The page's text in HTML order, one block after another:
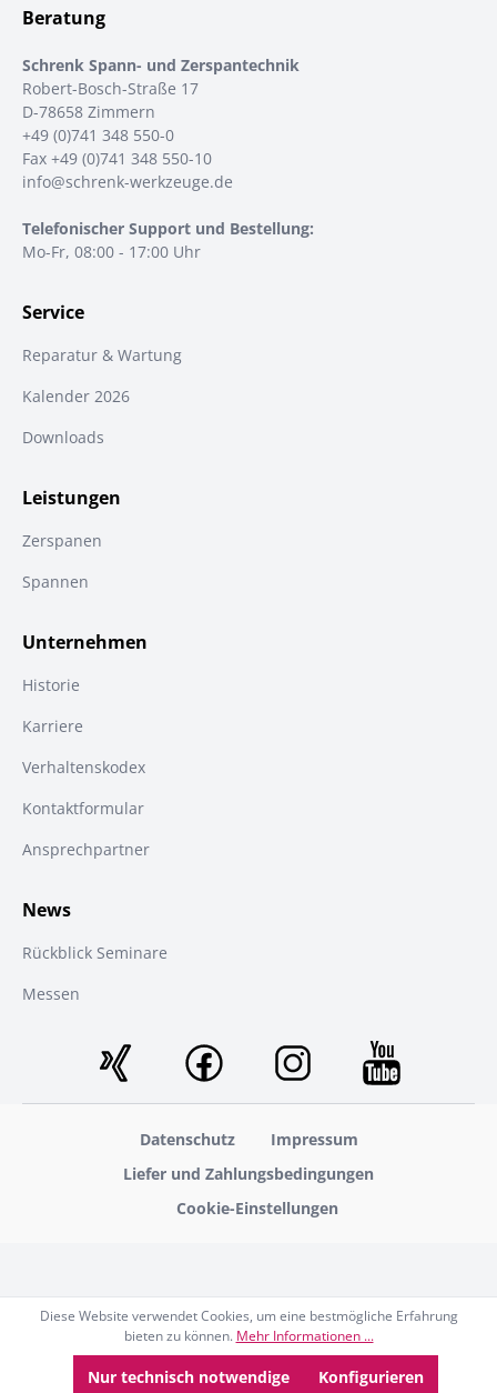
Beratung
Schrenk Spann- und Zerspantechnik
Robert-Bosch-Straße 17
D-78658 Zimmern
+49 (0)741 348 550-0
Fax +49 (0)741 348 550-10
info@schrenk-werkzeuge.de
Telefonischer Support und Bestellung:
Mo-Fr, 08:00 - 17:00 Uhr
Service
Reparatur & Wartung
Kalender 2026
Downloads
Leistungen
Zerspanen
Spannen
Unternehmen
Historie
Karriere
Verhaltenskodex
Kontaktformular
Ansprechpartner
News
Rückblick Seminare
Messen
Datenschutz
Impressum
Liefer und Zahlungsbedingungen
Cookie-Einstellungen
Diese Website verwendet Cookies, um eine bestmögliche Erfahrung
bieten zu können. Mehr Informationen ...
Nur technisch notwendige Konfigurieren